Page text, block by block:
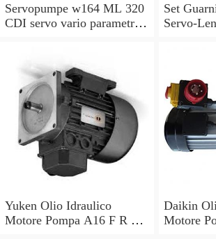
Servopumpe w164 ML 320
CDI servo vario parametri
Set
Servo-
Yuken Olio Idraulico
Motore Pompa A16 F R 01
Daikin
Motore